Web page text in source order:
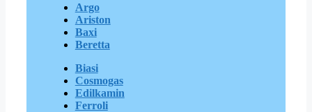
Argo
Ariston
Baxi
Beretta
Biasi
Cosmogas
Edilkamin
Ferroli